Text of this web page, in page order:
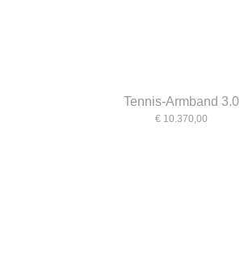
Tennis-Armband 3.0
€ 10.370,00